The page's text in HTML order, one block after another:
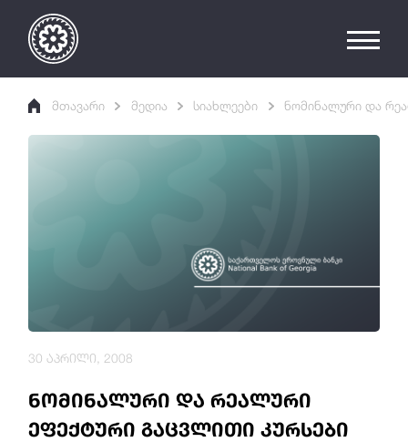
მთავარი მედია სიახლეები ნომინალური და
ნომინალური და რეალური
ეფექტური გაცვლითი კურსები
30 აპრილი, 2008